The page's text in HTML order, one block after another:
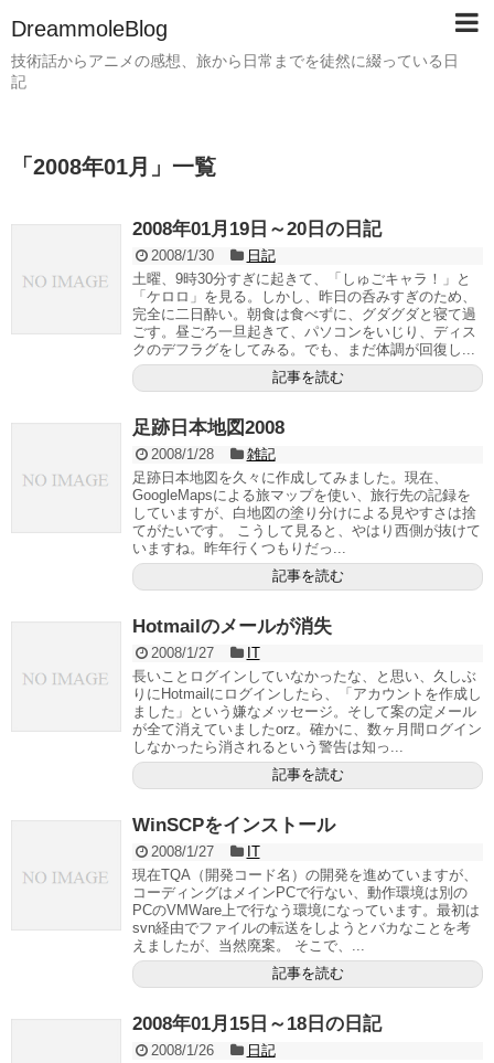
DreammoleBlog
技術話からアニメの感想、旅から日常までを徒然に綴っている日
記
「 2008年01月 」 一覧
2008年01月19日～20日の日記
2008/1/30
日記
土曜、9時30分すぎに起きて、「しゅごキャラ！」と
「ケロロ」を見る。しかし、昨日の呑みすぎのため、
完全に二日酔い。朝食は食べずに、グダグダと寝て過
ごす。昼ごろ一旦起きて、パソコンをいじり、ディス
クのデフラグをしてみる。でも、まだ体調が回復し...
記事を読む
足跡日本地図2008
2008/1/28
雑記
足跡日本地図を久々に作成してみました。現在、
GoogleMapsによる旅マップを使い、旅行先の記録を
していますが、白地図の塗り分けによる見やすさは捨
てがたいです。 こうして見ると、やはり西側が抜けて
いますね。昨年行くつもりだっ...
記事を読む
Hotmailのメールが消失
2008/1/27
IT
長いことログインしていなかったな、と思い、久しぶ
りにHotmailにログインしたら、「アカウントを作成し
ました」という嫌なメッセージ。そして案の定メール
が全て消えていましたorz。確かに、数ヶ月間ログイン
しなかったら消されるという警告は知っ...
記事を読む
WinSCPをインストール
2008/1/27
IT
現在TQA（開発コード名）の開発を進めていますが、
コーディングはメインPCで行ない、動作環境は別の
PCのVMWare上で行なう環境になっています。最初は
svn経由でファイルの転送をしようとバカなことを考
えましたが、当然廃案。 そこで、...
記事を読む
2008年01月15日～18日の日記
2008/1/26
日記